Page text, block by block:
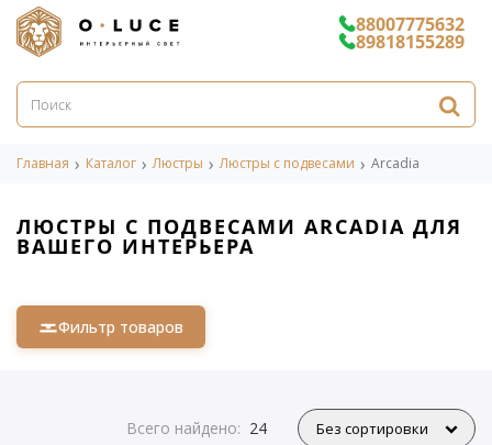
88007775632
89818155289
Главная Каталог Люстры Люстры с подвесами Arcadia
ЛЮСТРЫ С ПОДВЕСАМИ ARCADIA ДЛЯ
ВАШЕГО ИНТЕРЬЕРА
Фильтр товаров
Всего найдено: 24